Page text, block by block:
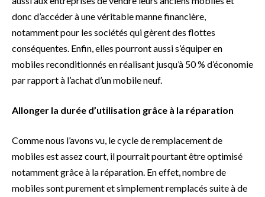
donc d’accéder à une véritable manne financière,
notamment pour les sociétés qui gèrent des flottes
conséquentes. Enfin, elles pourront aussi s’équiper en
mobiles reconditionnés en réalisant jusqu’à 50 % d’économie
par rapport à l’achat d’un mobile neuf.
Allonger la durée d’utilisation grâce à la réparation
Comme nous l’avons vu, le cycle de remplacement de
mobiles est assez court, il pourrait pourtant être optimisé
notamment grâce à la réparation. En effet, nombre de
mobiles sont purement et simplement remplacés suite à de